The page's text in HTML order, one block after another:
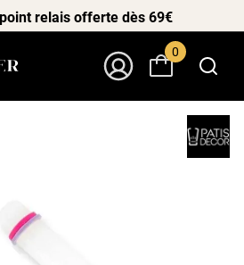
relais offerte dès 69€
0